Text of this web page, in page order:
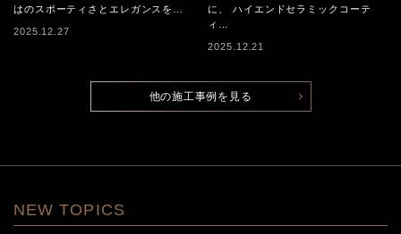
はのスポーティさとエレガンスを…
2025.12.27
に、 ハイエンドセラミックコーテ
ィ…
2025.12.21
他の施工事例を見る
NEW TOPICS